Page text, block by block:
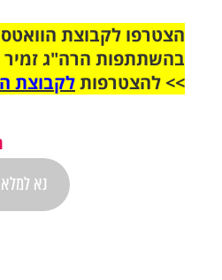
בהשתתפות הרה"ג זמיר
>> להצטרפותלקבוצת